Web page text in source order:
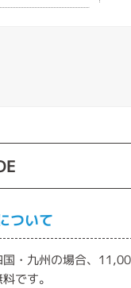
ついて
国・九州の場合、
です。